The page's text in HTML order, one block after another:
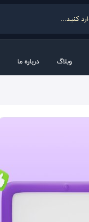
وبلاگ درباره ما